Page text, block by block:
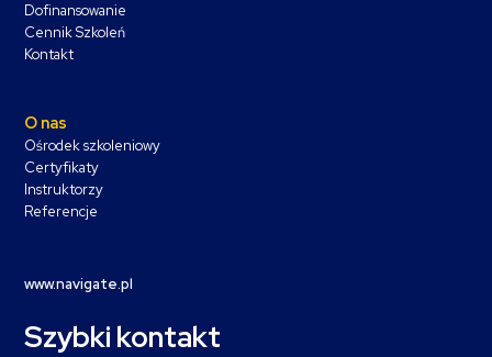
Dofinansowanie
Cennik Szkoleń
Kontakt
O nas
Ośrodek szkoleniowy
Certyfikaty
Instruktorzy
Referencje
www.navigate.pl
Szybki kontakt